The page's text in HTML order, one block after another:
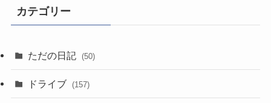
カテゴリー
ただの日記 (50)
ドライブ (157)